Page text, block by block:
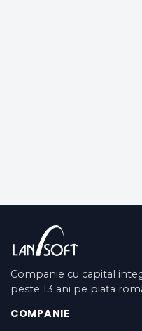
Companie cu capital
peste 13 ani pe piața
COMPANIE